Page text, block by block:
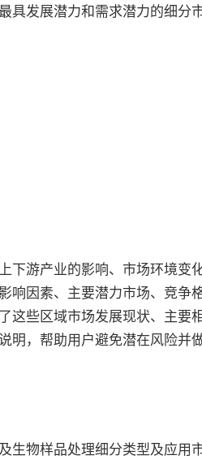
发展潜力和需求潜力的细分市
游产业的影响、市场环境
因素、主要潜力市场、竞
些区域市场发展现状、主要
，帮助用户避免潜在风险
物样品处理细分类型及应用